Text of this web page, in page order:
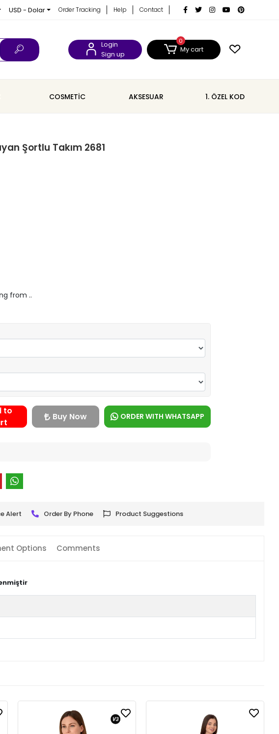
USD - Dolar Order Tracking Help Contact
Login
Sign up
0
My cart
COSMETİC AKSESUAR 1. ÖZEL KOD
Şortlu Takım 2681
from ..
to
Buy Now ORDER WITH WHATSAPP
Alert Order By Phone Product Suggestions
Options Comments